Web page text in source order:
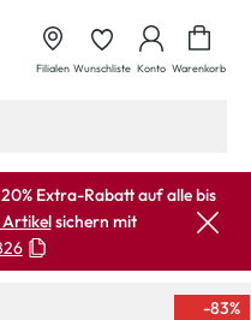
Filialen Wunschliste Konto Warenkorb
Extra-Rabatt auf alle bis
Artikelsichern mit
-83%